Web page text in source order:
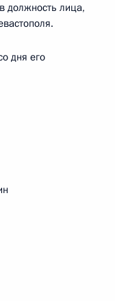
должность лица,
дня его